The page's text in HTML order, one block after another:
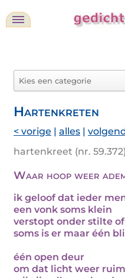
Hartenkreten
< vorige | alles |
hartenkreet (nr.
Waar hoop weer
ik geloof dat ieder
een vonk soms klein
verstopt onder stilte
soms is er maar één
één open deur
om dat licht weer